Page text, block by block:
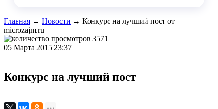
Главная → Новости → Конкурс на лучший пост от
microzajm.ru
3571
05 Марта 2015 23:37
Конкурс на лучший пост